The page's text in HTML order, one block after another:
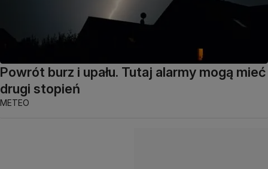
Powrót burz i upału. Tutaj alarmy mogą mieć
drugi stopień
METEO